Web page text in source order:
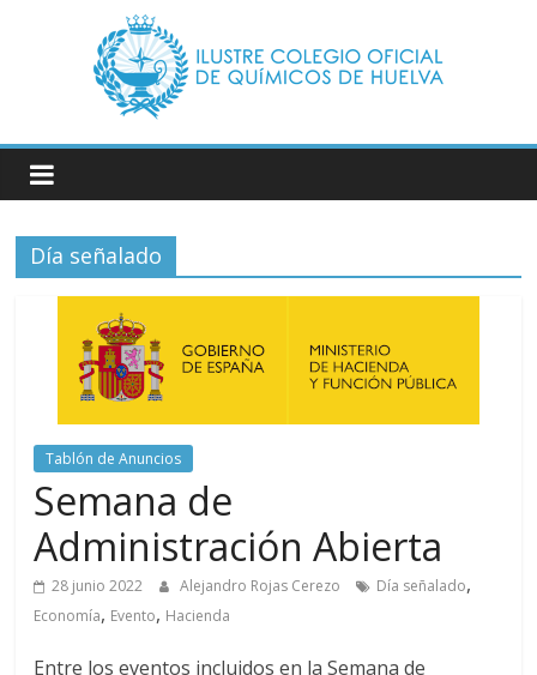
Ilustre
Colegio
Oficial
de
Químicos
–
Huelva
Página
web
Día señalado
Tablón de Anuncios
Semana de
Administración Abierta
28 junio 2022 Alejandro Rojas Cerezo Día señalado,
Economía, Evento, Hacienda
Entre los eventos incluidos en la Semana de